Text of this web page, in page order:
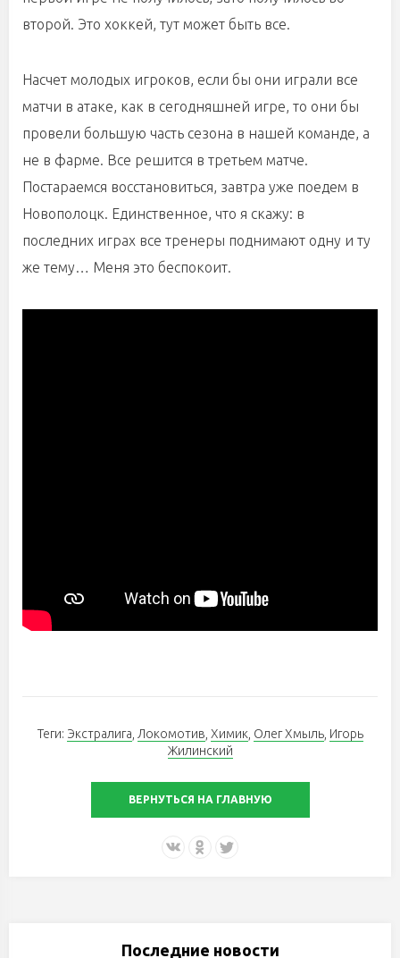
второй. Это хоккей, тут может быть все.
Насчет молодых игроков, если бы они играли все
матчи в атаке, как в сегодняшней игре, то они бы
провели большую часть сезона в нашей команде, а
не в фарме. Все решится в третьем матче.
Постараемся восстановиться, завтра уже поедем в
Новополоцк. Единственное, что я скажу: в
последних играх все тренеры поднимают одну и ту
же тему… Меня это беспокоит.
Теги: Экстралига Локомотив Химик Олег Хмыль, Игорь
Жилинский
ВЕРНУТЬСЯ НА ГЛАВНУЮ
Последние новости